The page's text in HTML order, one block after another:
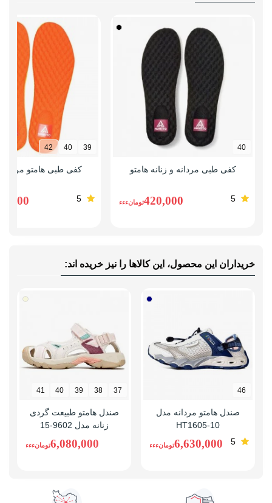
40
کفی طبی مردانه و زنانه هامتو
5
420,000تومانءءء
39
40
42
کفی طبی هامتو مردانه
5
خریداران این محصول، این کالاها را نیز خریده اند:
46
صندل هامتو مردانه مدل
HT1605-10
5
6,630,000تومانءءء
37
38
39
40
41
صندل هامتو طبیعت گردی
زنانه مدل 9602-15
6,080,000تومانءءء